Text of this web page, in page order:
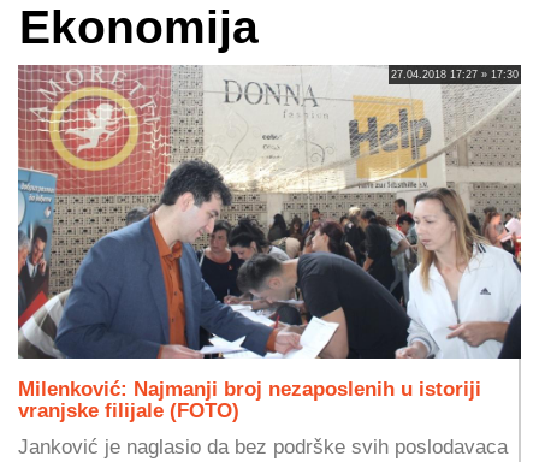
Ekonomija
27.04.2018 17:27 » 17:30
Milenković: Najmanji broj nezaposlenih u istoriji
vranjske filijale (FOTO)
Janković je naglasio da bez podrške svih poslodavaca